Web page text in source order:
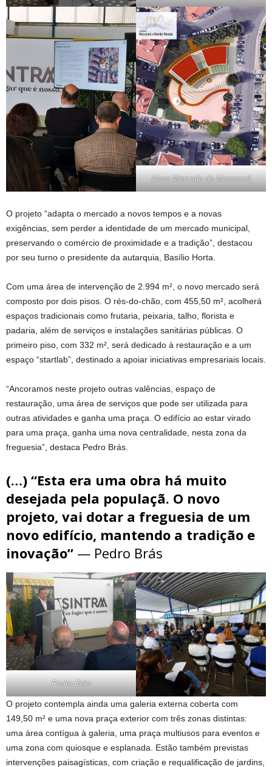
Novo Mercado de Massamá
O projeto “adapta o mercado a novos tempos e a novas
exigências, sem perder a identidade de um mercado municipal,
preservando o comércio de proximidade e a tradição”, destacou
por seu turno o presidente da autarquia, Basílio Horta.
Com uma área de intervenção de 2.994 m², o novo mercado será
composto por dois pisos. O rés-do-chão, com 455,50 m², acolherá
espaços tradicionais como frutaria, peixaria, talho, florista e
padaria, além de serviços e instalações sanitárias públicas. O
primeiro piso, com 332 m², será dedicado à restauração e a um
espaço “startlab”, destinado a apoiar iniciativas empresariais locais.
“Ancoramos neste projeto outras valências, espaço de
restauração, uma área de serviços que pode ser utilizada para
outras atividades e ganha uma praça. O edifício ao estar virado
para uma praça, ganha uma nova centralidade, nesta zona da
freguesia”, destaca Pedro Brás.
(…) “Esta era uma obra há muito
desejada pela populaçã. O novo
projeto, vai dotar a freguesia de um
novo edifício, mantendo a tradição e
inovação” — Pedro Brás
Pedro Brás
O projeto contempla ainda uma galeria externa coberta com
149,50 m² e uma nova praça exterior com três zonas distintas:
uma área contígua à galeria, uma praça multiusos para eventos e
uma zona com quiosque e esplanada. Estão também previstas
intervenções paisagísticas, com criação e requalificação de jardins,